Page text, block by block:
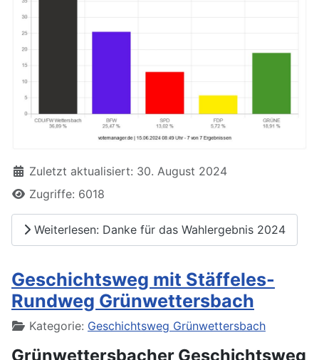
Zuletzt aktualisiert: 30. August 2024
Zugriffe: 6018
Weiterlesen: Danke für das Wahlergebnis 2024
Geschichtsweg mit Stäffeles-
Rundweg Grünwettersbach
DetailsKategorie: Geschichtsweg Grünwettersbach
Grünwettersbacher Geschichtsweg